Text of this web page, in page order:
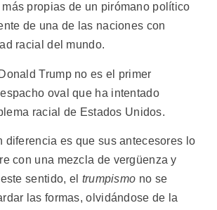
propias de un pirómano político
de una de las naciones con
racial del mundo.
Trump no es el primer
oval que ha intentado
racial de Estados Unidos.
diferencia es que sus antecesores lo
con una mezcla de vergüenza y
sentido, el trumpismo no se
las formas, olvidándose de la